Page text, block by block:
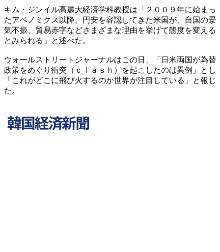
キム・ジンイル高麗大経済学科教授は「２００９年に始まっ
たアベノミクス以降、円安を容認してきた米国が、自国の景
気不振、貿易赤字などさまざまな理由を挙げて態度を変える
とみられる」と述べた。
ウォールストリートジャーナルはこの日、「日米両国が為替
政策をめぐり衝突（ｃｌａｓｈ）を起こしたのは異例」とし
「これがどこに飛び火するのか世界が注目している」と報じ
た。